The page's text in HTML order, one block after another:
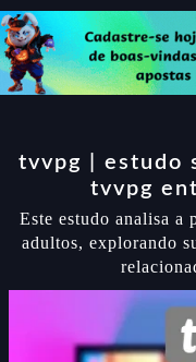
tvvpg | estudo
tvvpg
Este estudo analisa a
adultos, explorando